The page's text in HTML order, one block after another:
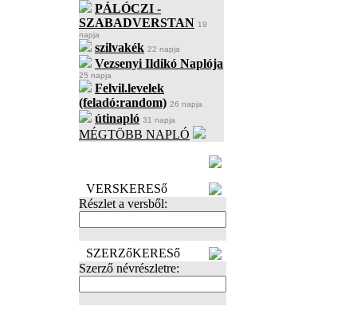
PÁLÓCZI -
SZABADVERSTAN 19
napja
szilvakék 22 napja
Vezsenyi Ildikó Naplója
25 napja
Felvil.levelek
(feladó:random) 26 napja
útinapló 31 napja
MÉGTÖBB NAPLÓ
VERSKERESő
Részlet a versből:
SZERZőKERESő
Szerző névrészletre: